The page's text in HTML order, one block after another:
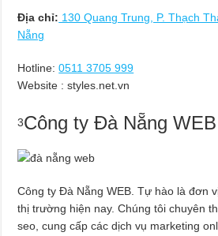
Địa chỉ: 130 Quang Trung, P. Thạch
Nẵng
Hotline: 0511 3705 999
Website : styles.net.vn
3Công ty Đà Nẵng WEB
Công ty Đà Nẵng WEB. Tự hào là đơn
thị trường hiện nay. Chúng tôi chuyên
seo, cung cấp các dịch vụ marketing